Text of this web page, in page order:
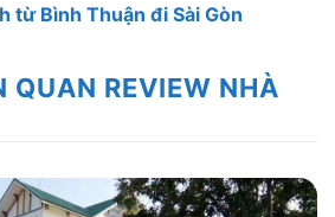
từ Bình Thuận đi Sài Gòn
QUAN REVIEW NHÀ